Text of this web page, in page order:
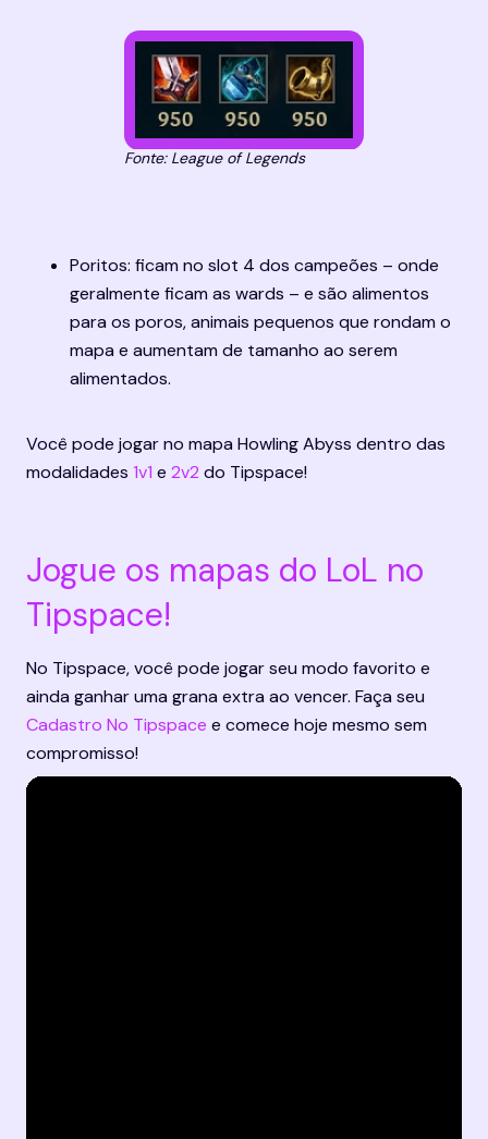
Fonte: League of Legends
Poritos: ficam no slot 4 dos campeões – onde
geralmente ficam as wards – e são alimentos
para os poros, animais pequenos que rondam o
mapa e aumentam de tamanho ao serem
alimentados.
Você pode jogar no mapa Howling Abyss dentro das
modalidades 1v1 e 2v2 do Tipspace!
Jogue os mapas do LoL no
Tipspace!
No Tipspace, você pode jogar seu modo favorito e
Cadastro No Tipspace e comece hoje mesmo sem
compromisso!